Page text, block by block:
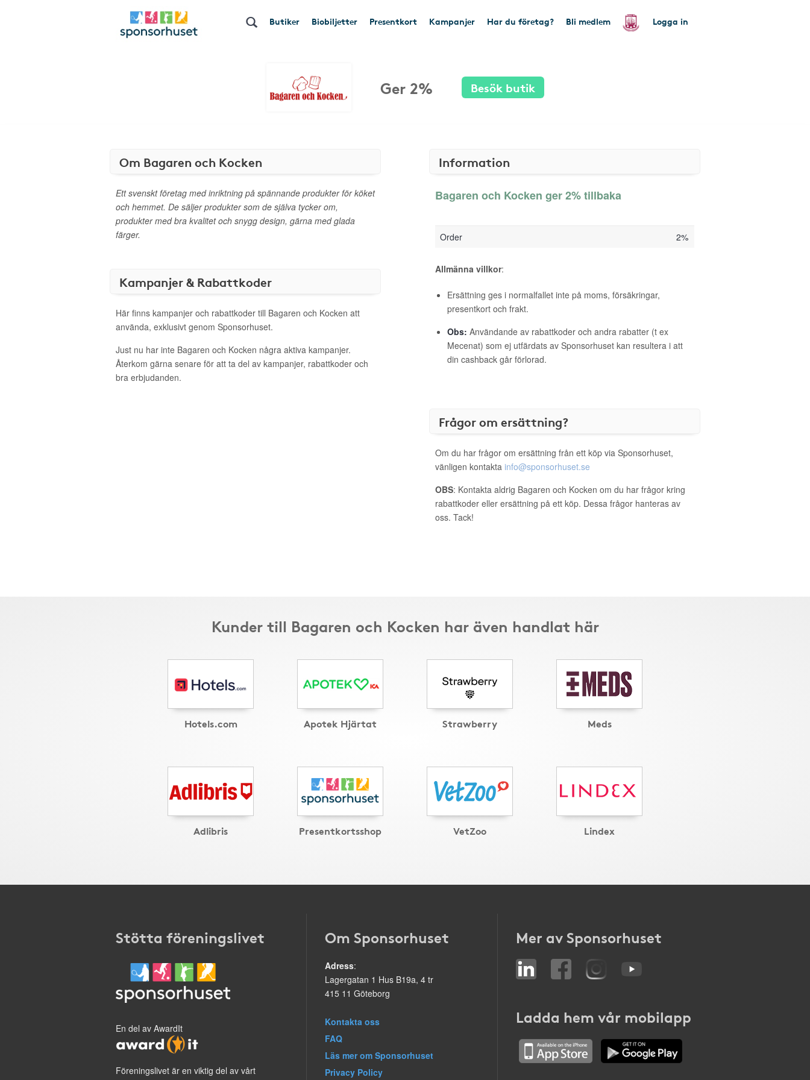
Butiker Biobiljetter Presentkort Kampanjer Har du företag? Bli medlem Logga in
Ger 2% Besök butik
Om Bagaren och Kocken
Ett svenskt företag med inriktning på spännande produkter för köket
och hemmet. De säljer produkter som de själva tycker om,
produkter med bra kvalitet och snygg design, gärna med glada
färger.
Kampanjer & Rabattkoder
Här finns kampanjer och rabattkoder till Bagaren och Kocken att
använda, exklusivt genom Sponsorhuset.
Just nu har inte Bagaren och Kocken några aktiva kampanjer.
Återkom gärna senare för att ta del av kampanjer, rabattkoder och
bra erbjudanden.
Information
Bagaren och Kocken ger 2% tillbaka
Order 2%
Allmänna villkor:
Ersättning ges i normalfallet inte på moms, försäkringar,
presentkort och frakt.
Obs: Användande av rabattkoder och andra rabatter (t ex
Mecenat) som ej utfärdats av Sponsorhuset kan resultera i att
din cashback går förlorad.
Frågor om ersättning?
Om du har frågor om ersättning från ett köp via Sponsorhuset,
vänligen kontakta info@sponsorhuset.se
OBS: Kontakta aldrig Bagaren och Kocken om du har frågor kring
rabattkoder eller ersättning på ett köp. Dessa frågor hanteras av
oss. Tack!
Kunder till Bagaren och Kocken har även handlat här
Hotels.com Apotek Hjärtat Strawberry Meds
Adlibris Presentkortsshop VetZoo Lindex
Stötta föreningslivet
En del av AwardIt
Föreningslivet är en viktig del av vårt
Om Sponsorhuset
Adress:
Lagergatan 1 Hus B19a, 4 tr
415 11 Göteborg
Kontakta oss
FAQ
Läs mer om Sponsorhuset
Privacy Policy
Mer av Sponsorhuset
Ladda hem vår mobilapp